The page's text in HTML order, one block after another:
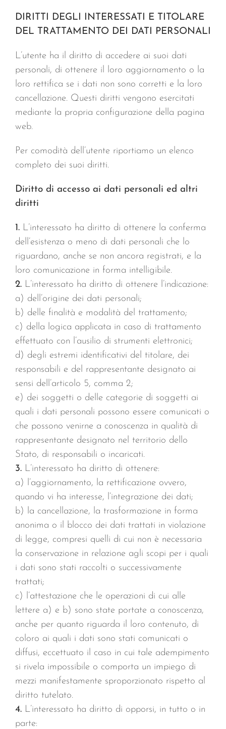
DIRITTI DEGLI INTERESSATI E TITOLARE
DEL TRATTAMENTO DEI DATI PERSONALI
L’utente ha il diritto di accedere ai suoi dati
personali, di ottenere il loro aggiornamento o la
loro rettifica se i dati non sono corretti e la loro
cancellazione. Questi diritti vengono esercitati
mediante la propria configurazione della pagina
web.
Per comodità dell’utente riportiamo un elenco
completo dei suoi diritti.
Diritto di accesso ai dati personali ed altri
diritti
1. L’interessato ha diritto di ottenere la conferma
dell’esistenza o meno di dati personali che lo
riguardano, anche se non ancora registrati, e la
loro comunicazione in forma intelligibile.
2. L’interessato ha diritto di ottenere l’indicazione:
a) dell’origine dei dati personali;
b) delle finalità e modalità del trattamento;
c) della logica applicata in caso di trattamento
effettuato con l’ausilio di strumenti elettronici;
d) degli estremi identificativi del titolare, dei
responsabili e del rappresentante designato ai
sensi dell’articolo 5, comma 2;
e) dei soggetti o delle categorie di soggetti ai
quali i dati personali possono essere comunicati o
che possono venirne a conoscenza in qualità di
rappresentante designato nel territorio dello
Stato, di responsabili o incaricati.
3. L’interessato ha diritto di ottenere:
a) l’aggiornamento, la rettificazione ovvero,
quando vi ha interesse, l’integrazione dei dati;
b) la cancellazione, la trasformazione in forma
anonima o il blocco dei dati trattati in violazione
di legge, compresi quelli di cui non è necessaria
la conservazione in relazione agli scopi per i quali
i dati sono stati raccolti o successivamente
trattati;
c) l’attestazione che le operazioni di cui alle
lettere a) e b) sono state portate a conoscenza,
anche per quanto riguarda il loro contenuto, di
coloro ai quali i dati sono stati comunicati o
diffusi, eccettuato il caso in cui tale adempimento
si rivela impossibile o comporta un impiego di
mezzi manifestamente sproporzionato rispetto al
diritto tutelato.
4. L’interessato ha diritto di opporsi, in tutto o in
parte: